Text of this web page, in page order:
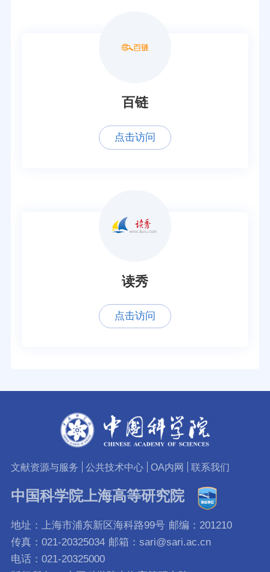
百链
点击访问
读秀
点击访问
文献资源与服务 公共技术中心 OA内网 联系我们
中国科学院上海高等研究院
地址：上海市浦东新区海科路99号 邮编：201210
传真：021-20325034 邮箱：sari@sari.ac.cn
电话：021-20325000